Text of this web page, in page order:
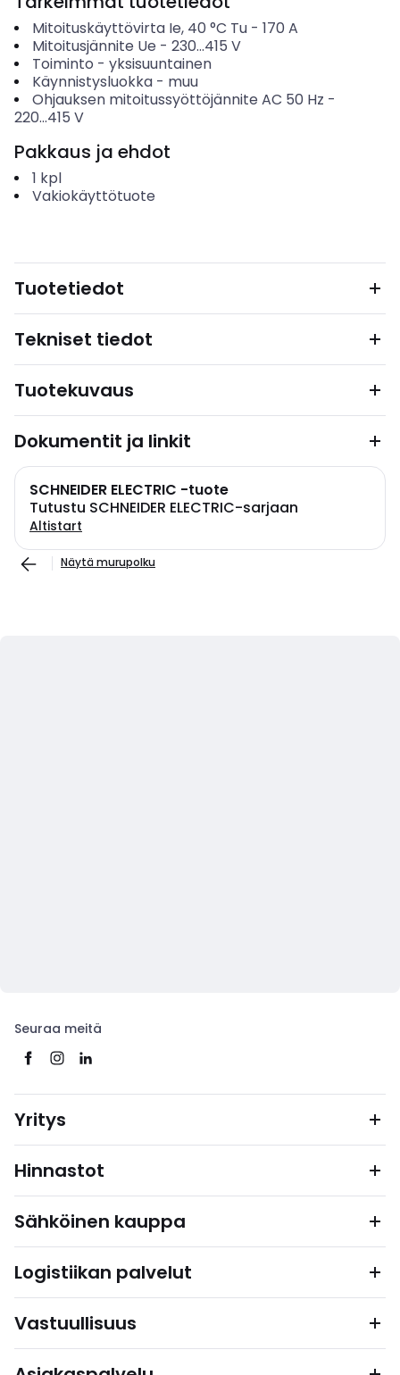
Mitoituskäyttövirta Ie, 40 °C Tu- 170 A
Mitoitusjännite Ue - 230...415 V
Toiminto - yksisuuntainen
Käynnistysluokka- muu
Ohjauksen mitoitussyöttöjännite AC 50 Hz -
220...415 V
Pakkaus ja ehdot
1 kpl
Vakiokäyttötuote
Tuotetiedot
Tekniset tiedot
Tuotekuvaus
Dokumentit ja linkit
SCHNEIDER ELECTRIC -tuote
Tutustu SCHNEIDER ELECTRIC-sarjaan
Altistart
Näytä murupolku
Seuraa meitä
Yritys
Hinnastot
Sähköinen kauppa
Logistiikan palvelut
Vastuullisuus